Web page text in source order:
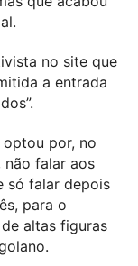
no site que
a entrada
por, no
não falar aos
só falar depois
para o
altas figuras